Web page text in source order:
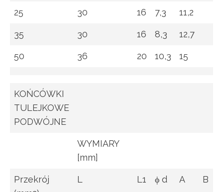
25 30 16 7,3 11,2
35 30 16 8,3 12,7
50 36 20 10,3 15
KOŃCÓWKI
TULEJKOWE
PODWÓJNE
WYMIARY
[mm]
Przekrój
L L1 ϕ d A B